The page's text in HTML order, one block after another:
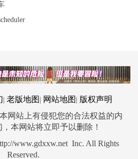
老版地图 网站地图
版权声明
网站上有侵犯您的合法权益的内
本网站将立即予以删除！
www.gdxxw.net Inc. All Rights
Reserved.